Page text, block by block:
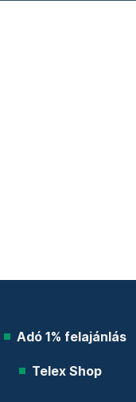
Adó 1% felajánlás
Telex Shop